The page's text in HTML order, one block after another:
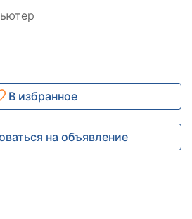
В избранное
на объявление